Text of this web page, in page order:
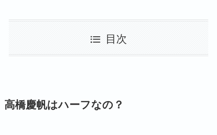
目次
高橋慶帆はハーフなの？